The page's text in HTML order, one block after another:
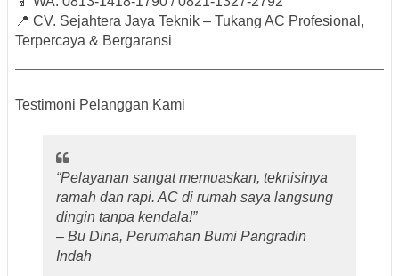
📍 CV. Sejahtera Jaya Teknik – Tukang AC Profesional,
Terpercaya & Bergaransi
Testimoni Pelanggan Kami
“Pelayanan sangat memuaskan, teknisinya
ramah dan rapi. AC di rumah saya langsung
dingin tanpa kendala!”
– Bu Dina, Perumahan Bumi Pangradin
Indah